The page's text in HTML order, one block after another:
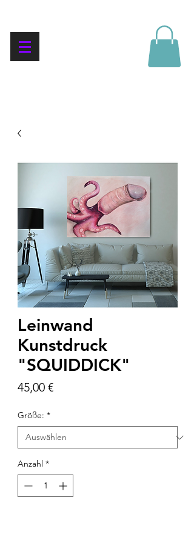
Leinwand
Kunstdruck
"SQUIDDICK"
45,00 €Preis
Größe: *
Anzahl *